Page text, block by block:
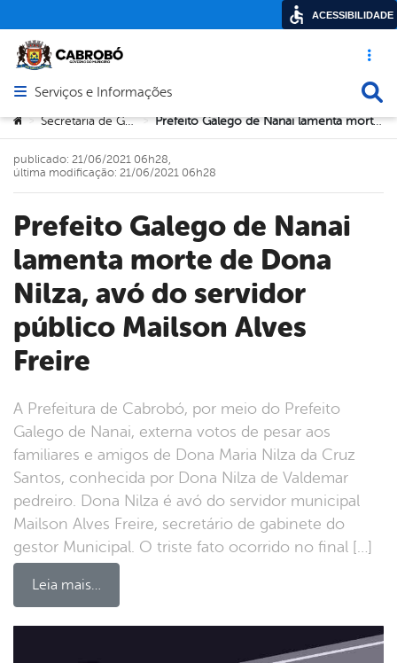
Acesso
Abrir menu principal de navegação
Serviços e Informações
Você está aqui:
> Secretaria de Governo > Prefeito Galego de Nanai lamenta morte de Dona Nilza, avó do servidor público Mailson Alves Freire
Prefeito Galego de Nanai
lamenta morte de Dona
Nilza, avó do servidor
público Mailson Alves
Freire
A Prefeitura de Cabrobó, por meio do Prefeito
Galego de Nanai, externa votos de pesar aos
familiares e amigos de Dona Maria Nilza da Cruz
Santos, conhecida por Dona Nilza de Valdemar
pedreiro. Dona Nilza é avó do servidor municipal
Mailson Alves Freire, secretário de gabinete do
gestor Municipal. O triste fato ocorrido no final […]
Leia mais…
publicado: 21/06/2021 06h28,
última modificação: 21/06/2021 06h28
ACESSIBILIDADE